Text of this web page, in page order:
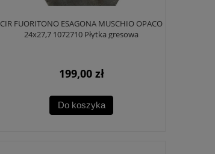
CIR FUORITONO ESAGONA MUSCHIO OPACO
24x27,7 1072710 Płytka gresowa
199,00 zł
Do koszyka